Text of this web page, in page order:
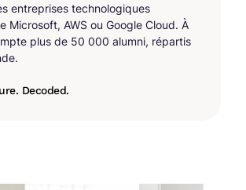
entreprises technologiques
Microsoft, AWS ou Google Cloud. À
plus de 50 000 alumni, répartis
Decoded.